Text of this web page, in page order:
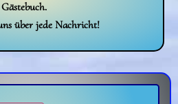
Gästebuch.
über jede Nachricht!